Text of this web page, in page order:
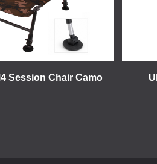
Session Chair Camo